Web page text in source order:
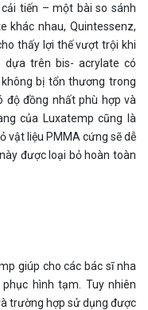
tiến – một bài so sánh
khác nhau, Quintessenz,
thấy lợi thế vượt trội khi
dựa trên bis- acrylate có
bị tổn thương trong
độ đồng nhất phù hợp và
của Luxatemp cũng là
vật liệu PMMA cứng sẽ dễ
được loại bỏ hoàn toàn
giúp cho các bác sĩ nha
hình tạm. Tuy nhiên
trường hợp sử dụng được